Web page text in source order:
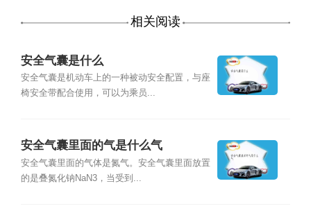
相关阅读
安全气囊是什么
安全气囊是机动车上的一种被动安全配置，与座
椅安全带配合使用，可以为乘员...
安全气囊里面的气是什么气
安全气囊里面的气体是氮气。安全气囊里面放置
的是叠氮化钠NaN3，当受到...